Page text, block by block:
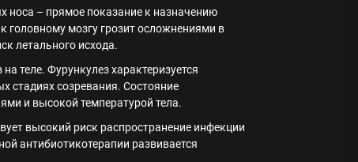
носа – прямое показание к назначению
головному мозгу грозит осложнениями в
летального исхода.
теле. Фурункулез характеризуется
стадиях созревания. Состояние
и высокой температурой тела.
высокий риск распространение инфекции
антибиотикотерапии развивается